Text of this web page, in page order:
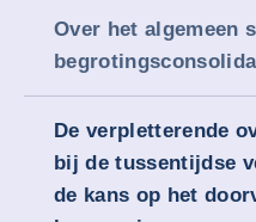
Over het algemeen
De verpletterende
bij de tussentijdse
de kans op het